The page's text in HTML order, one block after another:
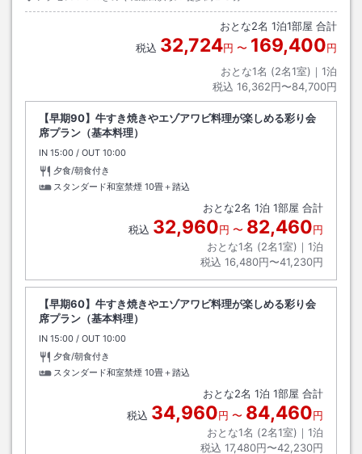
おとな2名 1泊1部屋 合計
税込 32,724円 〜 169,400円
おとな1名 (2名1室)｜ 1泊
税込 16,362円〜84,700円
【早期90】牛すき焼きやエゾアワビ料理が楽しめる彩り会
席プラン（基本料理）
IN チェックイン
15:00 / OUT チェックアウト
10:00
夕食/朝食付き
スタンダード和室禁煙 10畳＋踏込
おとな2名 1泊 1部屋 合計
税込 32,960円 〜 82,460円
おとな1名 (2名1室)｜ 1泊
税込 16,480円〜41,230円
【早期60】牛すき焼きやエゾアワビ料理が楽しめる彩り会
席プラン（基本料理）
IN チェックイン
15:00 / OUT チェックアウト
10:00
夕食/朝食付き
スタンダード和室禁煙 10畳＋踏込
おとな2名 1泊 1部屋 合計
税込 34,960円 〜 84,460円
おとな1名 (2名1室)｜ 1泊
税込 17,480円〜42,230円